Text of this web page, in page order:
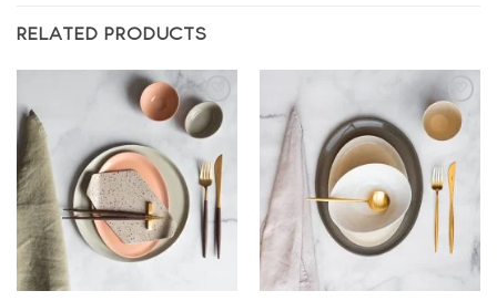
RELATED PRODUCTS
Add to
wishlist
Add to
wishlist